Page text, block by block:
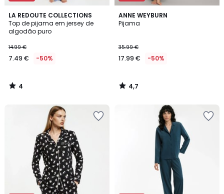
LA REDOUTE COLLECTIONS
Top de pijama em jersey de
algodão puro
14.99 €
7.49 € -50%
4
/
5
4
/
ANNE WEYBURN
Pijama
35.99 €
17.99 € -50%
4,7
/ 5
4,7
/